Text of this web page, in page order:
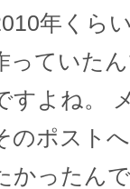
年くらい
っていた
すよね。
のポスト
かったん